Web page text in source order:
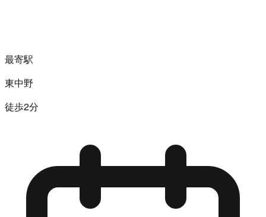
最寄駅
東中野
徒歩2分